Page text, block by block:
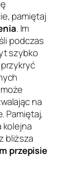
pamiętaj
. Im
podczas
szybko
na
Pamiętaj,
kolejna
bliższa
przepisie